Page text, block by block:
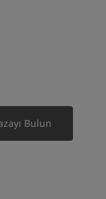
Bulun